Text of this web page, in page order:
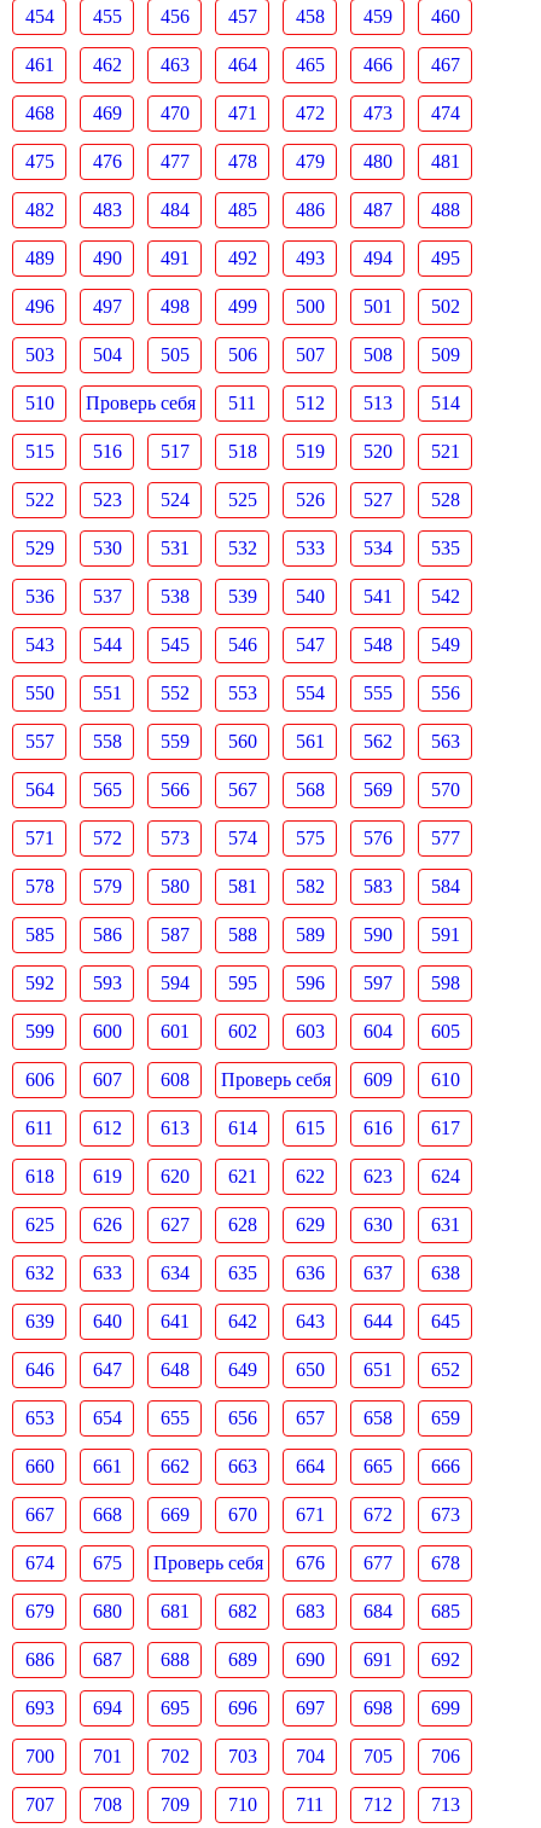
454 455 456 457 458 459 460
461 462 463 464 465 466 467
468 469 470 471 472 473 474
475 476 477 478 479 480 481
482 483 484 485 486 487 488
489 490 491 492 493 494 495
496 497 498 499 500 501 502
503 504 505 506 507 508 509
510 Проверь себя 511 512 513 514
515 516 517 518 519 520 521
522 523 524 525 526 527 528
529 530 531 532 533 534 535
536 537 538 539 540 541 542
543 544 545 546 547 548 549
550 551 552 553 554 555 556
557 558 559 560 561 562 563
564 565 566 567 568 569 570
571 572 573 574 575 576 577
578 579 580 581 582 583 584
585 586 587 588 589 590 591
592 593 594 595 596 597 598
599 600 601 602 603 604 605
606 607 608 Проверь себя 609 610
611 612 613 614 615 616 617
618 619 620 621 622 623 624
625 626 627 628 629 630 631
632 633 634 635 636 637 638
639 640 641 642 643 644 645
646 647 648 649 650 651 652
653 654 655 656 657 658 659
660 661 662 663 664 665 666
667 668 669 670 671 672 673
674 675 Проверь себя 676 677 678
679 680 681 682 683 684 685
686 687 688 689 690 691 692
693 694 695 696 697 698 699
700 701 702 703 704 705 706
707 708 709 710 711 712 713